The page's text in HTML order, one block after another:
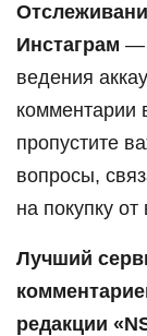
Инстаграм —
ведения
комментарии
пропустите
вопросы,
на покупку
Лучший
редакции